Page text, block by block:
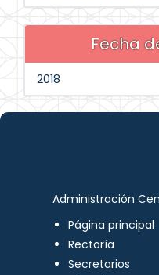
Fecha
2018
Administración
Página principal
Rectoría
Secretarios